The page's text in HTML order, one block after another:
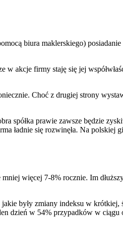
biura maklerskiego)
w akcje firmy staję się jej
Choć z drugiej strony
spółka prawie zawsze będzie
ładnie się rozwinęła. Na polskiej
więcej 7-8% rocznie. Im
były zmiany indeksu w krótkiej,
dzień w 54% przypadków w ciągu